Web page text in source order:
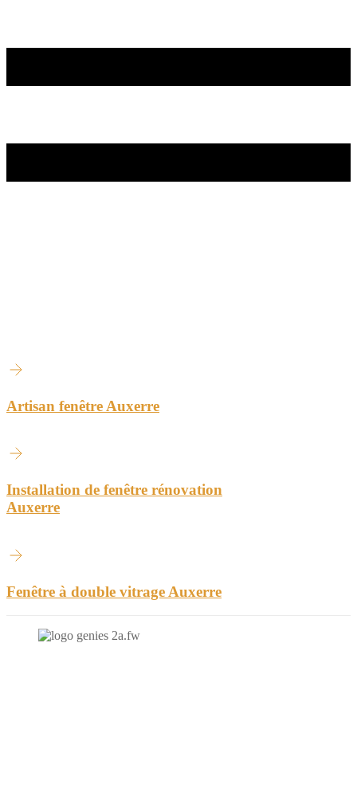
Artisan fenêtre Auxerre
Installation de fenêtre rénovation
Auxerre
Fenêtre à double vitrage Auxerre